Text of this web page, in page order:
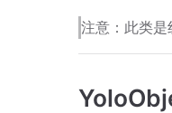
注意：此类